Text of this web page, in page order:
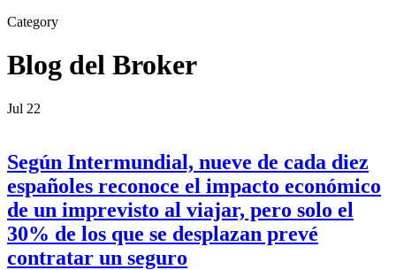
Category
Blog del Broker
Jul 22
Según Intermundial, nueve de cada diez
españoles reconoce el impacto económico
de un imprevisto al viajar, pero solo el
30% de los que se desplazan prevé
contratar un seguro